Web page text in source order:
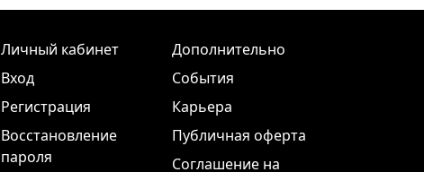
Личный кабинет
Вход
Регистрация
Восстановление
пароля
Дополнительно
События
Карьера
Публичная оферта
Соглашение на